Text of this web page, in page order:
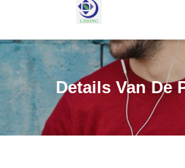
Details Van De